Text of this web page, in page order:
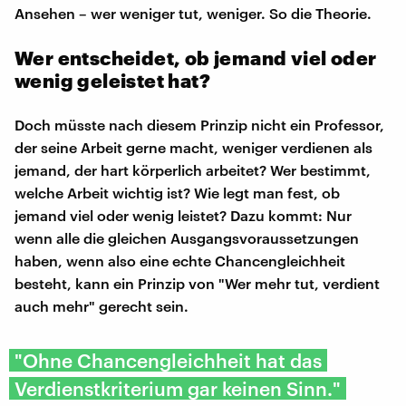
Ansehen – wer weniger tut, weniger. So die Theorie.
Wer entscheidet, ob jemand viel oder
wenig geleistet hat?
Doch müsste nach diesem Prinzip nicht ein Professor,
der seine Arbeit gerne macht, weniger verdienen als
jemand, der hart körperlich arbeitet? Wer bestimmt,
welche Arbeit wichtig ist? Wie legt man fest, ob
jemand viel oder wenig leistet? Dazu kommt: Nur
wenn alle die gleichen Ausgangsvoraussetzungen
haben, wenn also eine echte Chancengleichheit
besteht, kann ein Prinzip von "Wer mehr tut, verdient
auch mehr" gerecht sein.
"Ohne Chancengleichheit hat das
Verdienstkriterium gar keinen Sinn."